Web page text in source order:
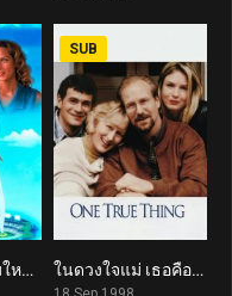
4.7
เมเจอร์ลีก 3: ทีมใหม่หัวใจเก๋า Major League: Back to the Minors (1998) 7.0
SUB
ในดวงใจแม่ เธอคือรักแท้ One True Thing (1998)